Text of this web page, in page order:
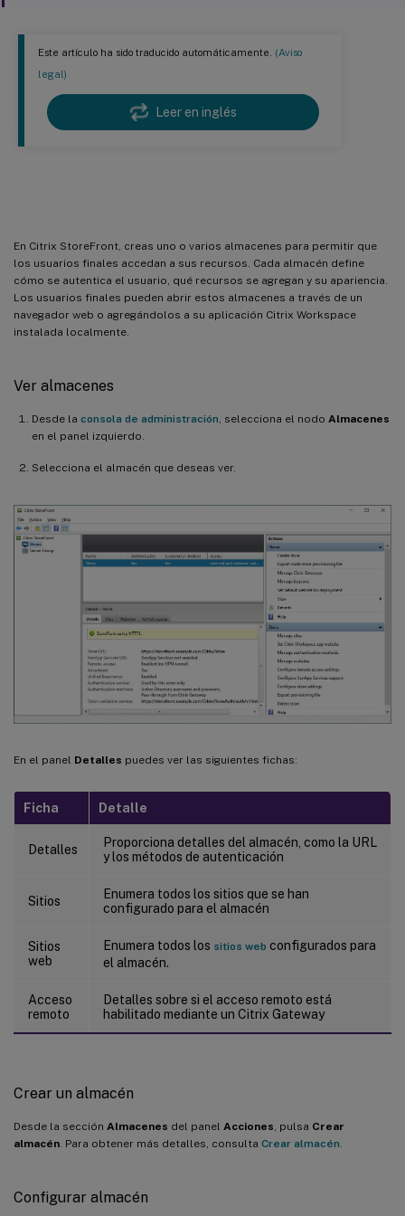
Este artículo ha sido traducido automáticamente. (Aviso
legal)
Leer en inglés
En Citrix StoreFront, creas uno o varios almacenes para permitir que
los usuarios finales accedan a sus recursos. Cada almacén define
cómo se autentica el usuario, qué recursos se agregan y su apariencia.
Los usuarios finales pueden abrir estos almacenes a través de un
navegador web o agregándolos a su aplicación Citrix Workspace
instalada localmente.
Ver almacenes
Desde la consola de administración , selecciona el nodo Almacenes
en el panel izquierdo.
Selecciona el almacén que deseas ver.
En el panel Detalles puedes ver las siguientes fichas:
Ficha Detalle
Detalles
Proporciona detalles del almacén, como la URL
y los métodos de autenticación
Sitios
Enumera todos los sitios que se han
configurado para el almacén
Sitios
web
Enumera todos los sitios web configurados para
el almacén.
Acceso
remoto
Detalles sobre si el acceso remoto está
habilitado mediante un Citrix Gateway
Crear un almacén
Desde la sección Almacenes del panel Acciones , pulsa Crear
almacén . Para obtener más detalles, consulta Crear almacén
Configurar almacén